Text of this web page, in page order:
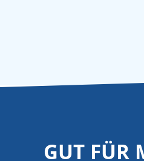
GUT FÜR